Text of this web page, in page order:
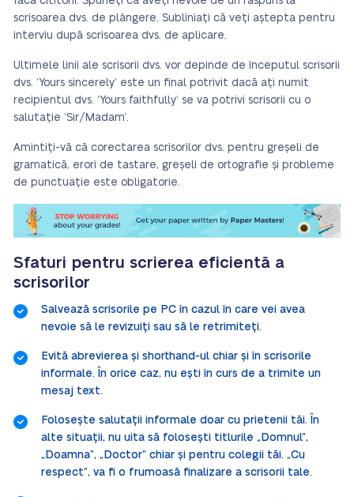
scrisoarea dvs. de plângere. Subliniați că veți aștepta pentru
interviu după scrisoarea dvs. de aplicare.
Ultimele linii ale scrisorii dvs. vor depinde de începutul scrisorii
dvs. ‘Yours sincerely’ este un final potrivit dacă ați numit
recipientul dvs. ‘Yours faithfully’ se va potrivi scrisorii cu o
salutație ‘Sir/Madam’.
Amintiți-vă că corectarea scrisorilor dvs. pentru greșeli de
gramatică, erori de tastare, greșeli de ortografie și probleme
de punctuație este obligatorie.
Sfaturi pentru scrierea eficientă a
scrisorilor
Salvează scrisorile pe PC în cazul în care vei avea
nevoie să le revizuiți sau să le retrimiteți.
Evită abrevierea și shorthand-ul chiar și în scrisorile
informale. În orice caz, nu ești în curs de a trimite un
mesaj text.
Folosește salutații informale doar cu prietenii tăi. În
alte situații, nu uita să folosești titlurile „Domnul”,
„Doamna”, „Doctor” chiar și pentru colegii tăi. „Cu
respect”, va fi o frumoasă finalizare a scrisorii tale.